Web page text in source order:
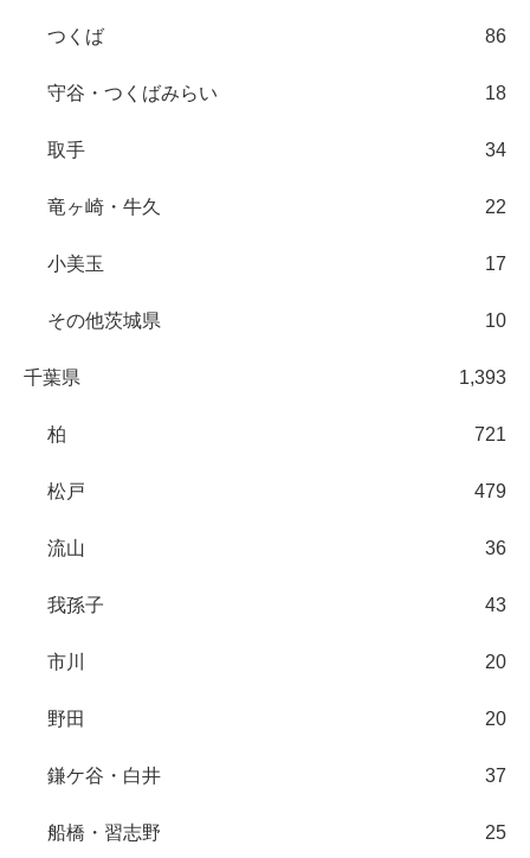
つくば 86
守谷・つくばみらい 18
取手 34
竜ヶ崎・牛久 22
小美玉 17
その他茨城県 10
千葉県 1,393
柏 721
松戸 479
流山 36
我孫子 43
市川 20
野田 20
鎌ケ谷・白井 37
船橋・習志野 25